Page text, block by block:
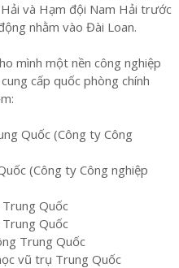
và Hạm đội Nam Hải trước
nhằm vào Đài Loan.
mình một nền công nghiệp
cấp quốc phòng chính
Quốc (Công ty Công
(Công ty Công nghiệp
Quốc
Quốc
Trung Quốc
vũ trụ Trung Quốc